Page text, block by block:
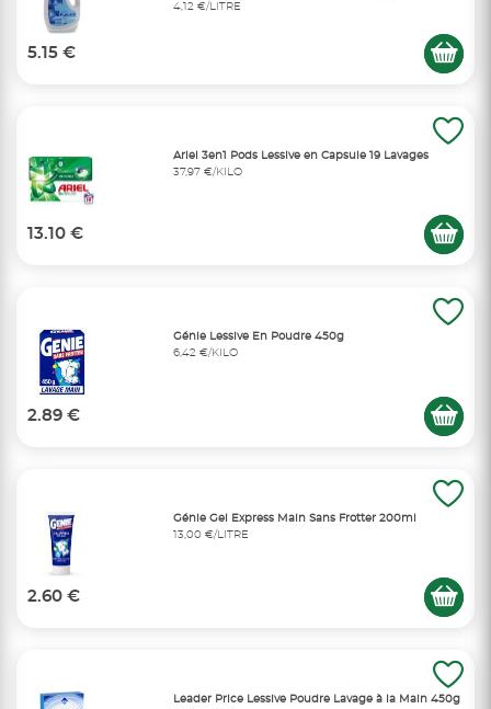
4,12 €/LITRE
5.15 €
Ariel 3en1 Pods Lessive en Capsule 19 Lavages
37,97 €/KILO
13.10 €
Génie Lessive En Poudre 450g
6,42 €/KILO
2.89 €
Génie Gel Express Main Sans Frotter 200ml
13,00 €/LITRE
2.60 €
Leader Price Lessive Poudre Lavage à la Main 450g